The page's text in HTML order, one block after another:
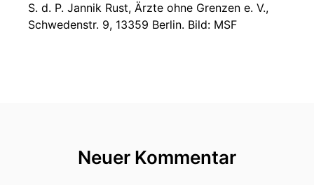
S. d. P. Jannik Rust, Ärzte ohne Grenzen e. V.,
Schwedenstr. 9, 13359 Berlin. Bild: MSF
Neuer Kommentar